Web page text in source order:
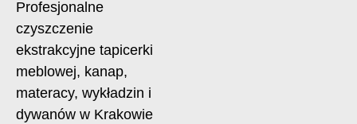
Profesjonalne
czyszczenie
ekstrakcyjne tapicerki
meblowej, kanap,
materacy, wykładzin i
dywanów w Krakowie